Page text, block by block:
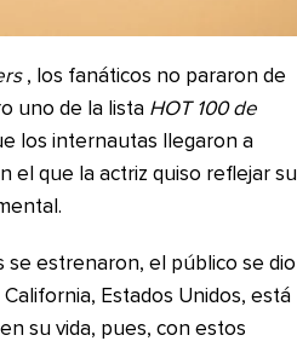
, los fanáticos no pararon de
uno de la lista HOT 100 de
los internautas llegaron a
el que la actriz quiso reflejar su
se estrenaron, el público se dio
Estados Unidos, está
su vida, pues, con estos